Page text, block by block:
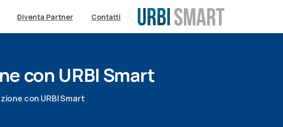
Diventa Partner Contatti
con URBI Smart
con URBI Smart